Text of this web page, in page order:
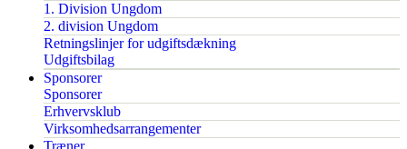
1. Division Ungdom
2. division Ungdom
Retningslinjer for udgiftsdækning
Udgiftsbilag
Sponsorer
Sponsorer
Erhvervsklub
Virksomhedsarrangementer
Træner